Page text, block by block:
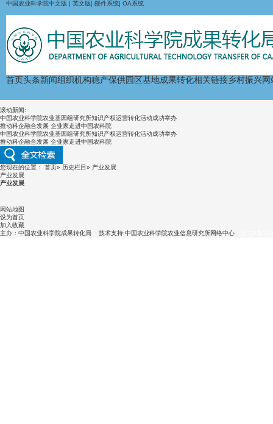
中国农业科学院中文版 | 英文版| 邮件系统| OA系统
首页头条新闻组织机构稳产保供园区基地成果转化相关链接乡村振兴网
滚动新闻:
中国农业科学院农业基因组研究所知识产权运营转化活动成功举办
推动科企融合发展 企业家走进中国农科院
中国农业科学院农业基因组研究所知识产权运营转化活动成功举办
推动科企融合发展 企业家走进中国农科院
您现在的位置： 首页» 历史栏目» 产业发展
产业发展
产业发展
网站地图
设为首页
加入收藏
主办：中国农业科学院成果转化局 技术支持:中国农业科学院农业信息研究所网络中心